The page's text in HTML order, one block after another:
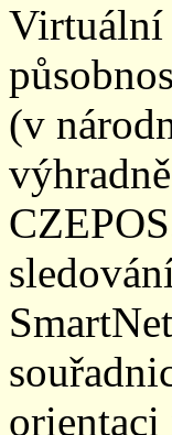
Virtuální
(v
orientaci